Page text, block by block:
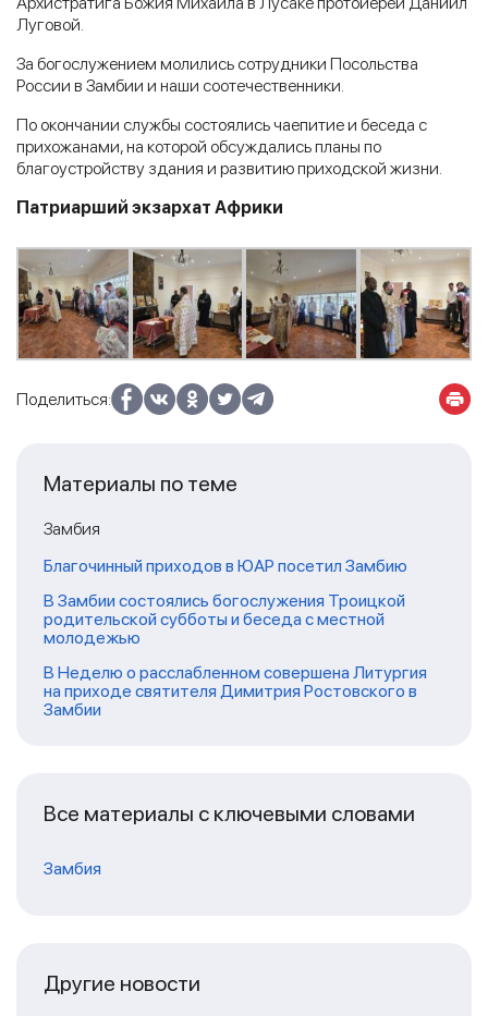
Луговой.
За богослужением молились сотрудники Посольства
России в Замбии и наши соотечественники.
По окончании службы состоялись чаепитие и беседа с
прихожанами, на которой обсуждались планы по
благоустройству здания и развитию приходской жизни.
Патриарший экзархат Африки
Поделиться:
Материалы по теме
Замбия
Благочинный приходов в ЮАР посетил Замбию
В Замбии состоялись богослужения Троицкой
родительской субботы и беседа с местной
молодежью
В Неделю о расслабленном совершена Литургия
на приходе святителя Димитрия Ростовского в
Замбии
Все материалы с ключевыми словами
Замбия
Другие новости